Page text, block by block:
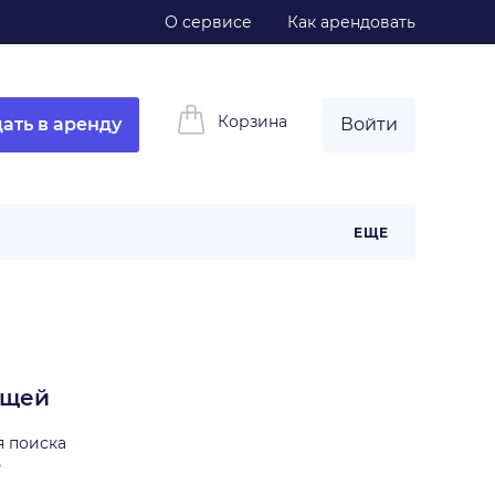
О сервисе Как арендовать
в аренду Корзина Войти
ЕЩЕ
поиска